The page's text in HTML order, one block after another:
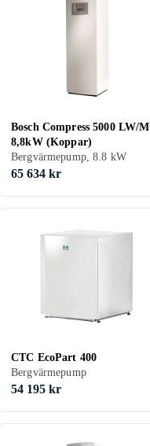
Bosch Compress 5000 LW/M
8,8kW (Koppar)
Bergvärmepump, 8.8 kW
65 634 kr
CTC EcoPart 400
Bergvärmepump
54 195 kr